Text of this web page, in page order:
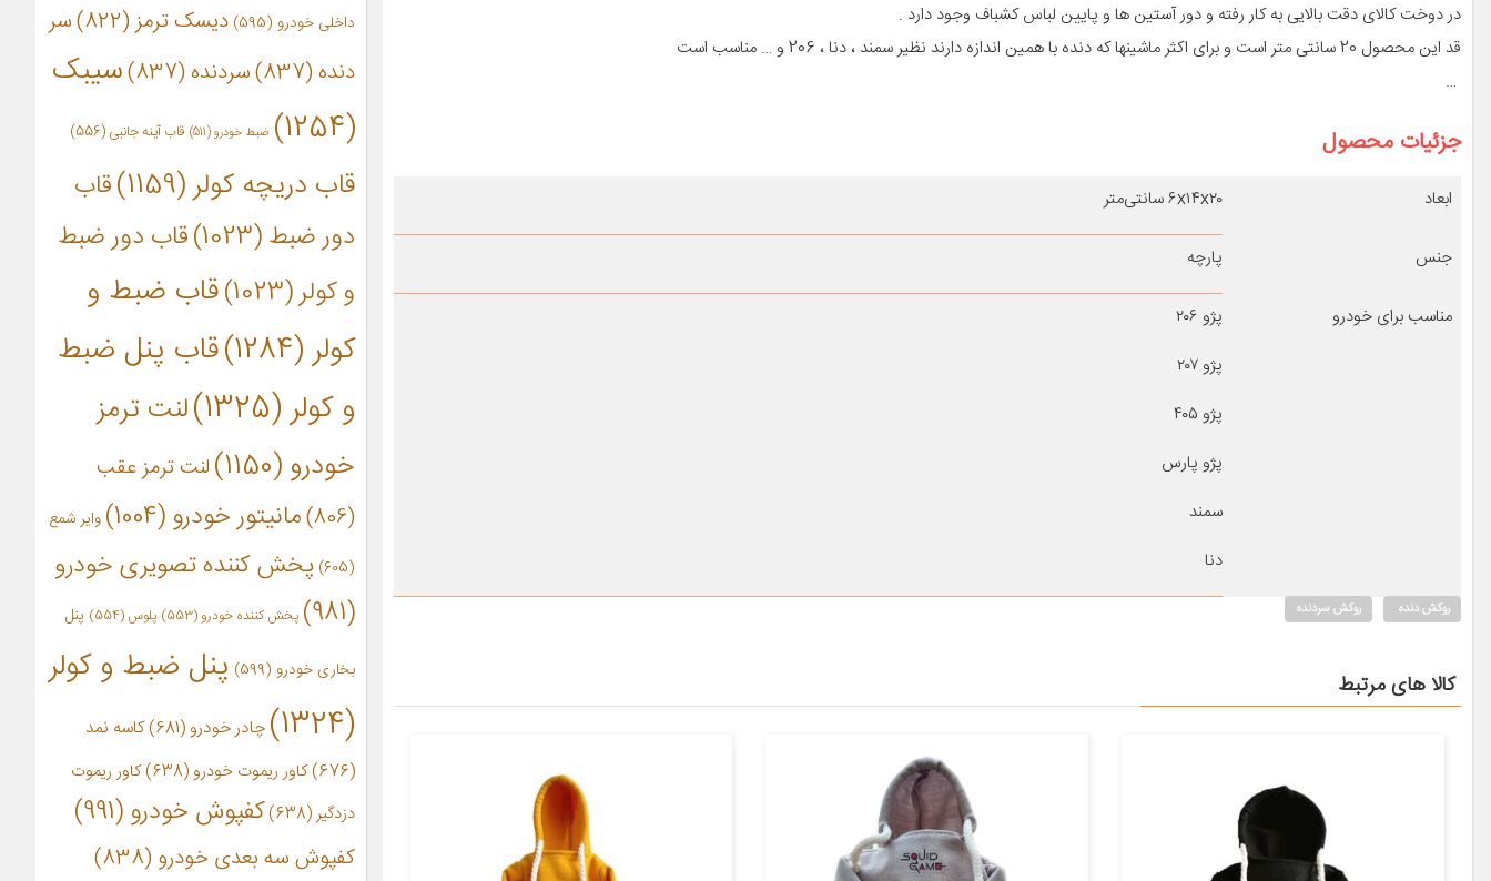
در دوخت کالای دقت بالایی به کار رفته و دور آستین ها و پایین لباس کشباف وجود دارد .
قد این محصول 20 سانتی متر است و برای اکثر ماشینها که دنده با همین اندازه دارند نظیر سمند ، دنا ، 206 و … مناسب است
‌‌‌‌‌‌‌‌‌‌‌‌‌‌‌‌‌‌‌‌‌‌‌‌‌‌‌‌‌‌‌‌‌‌‌‌‌‌‌‌‌‌‌‌‌‌‌‌‌‌‌‌‌‌‌‌‌‌‌‌‌‌‌‌‌‌‌‌‌‌‌‌‌‌‌‌‌‌‌‌‌‌‌‌‌‌‌‌‌‌‌‌‌‌‌‌‌‌‌‌‌‌‌‌‌‌‌‌‌‌‌‌‌‌‌‌‌‌‌‌‌‌‌‌‌‌‌‌‌ …
جزئیات محصول
ابعاد ۶x۱۴x۲۰ سانتی‌متر
جنس پارچه
مناسب برای خودرو
پژو ۲۰۶
پژو ۲۰۷
پژو ۴۰۵
پژو پارس
سمند
دنا
روکش دنده روکش سردنده
کالا های مرتبط
داخلی خودرو (595) دیسک ترمز(822)
سر
دنده(837) سردنده(837)
سیبک
(1254)
ضبط خودرو(511) قاب آینه جانبی (556)
قاب دریچه کولر(1159)
قاب
دور ضبط(1023)
قاب دور ضبط
و کولر(1023)
قاب ضبط و
کولر(1284)
قاب پنل ضبط
و کولر(1325)
لنت ترمز
خودرو(1150)
لنت ترمز عقب
(806)
مانیتور خودرو(1004)
وایر شمع
(605)
پخش کننده تصویری خودرو
(981)
پخش کننده خودرو(553) پلوس(554) پنل
بخاری خودرو (599)
پنل ضبط و کولر
(1324)
چادر خودرو (681)
کاسه نمد
(676)
کاور ریموت خودرو(638)
کاور ریموت
دزدگیر(638) کفپوش خودرو(991)
کفپوش سه بعدی خودرو (838)